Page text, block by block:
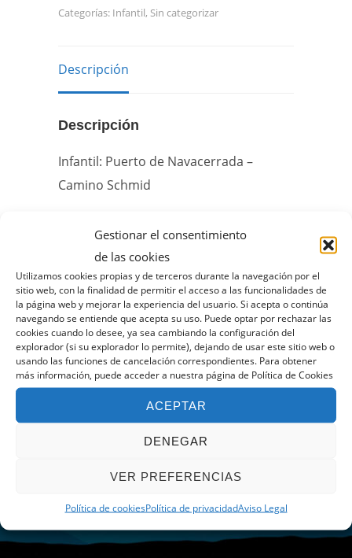
Gestionar el consentimiento
de las cookies
Utilizamos cookies propias y de terceros durante la navegación por el
sitio web, con la finalidad de permitir el acceso a las funcionalidades de
la página web y mejorar la experiencia del usuario. Si acepta o continúa
navegando se entiende que acepta su uso. Puede optar por rechazar las
cookies cuando lo desee, ya sea cambiando la configuración del
explorador (si su explorador lo permite), dejando de usar este sitio web o
usando las funciones de cancelación correspondientes. Para obtener
más información, puede acceder a nuestra página de Política de Cookies
ACEPTAR
DENEGAR
VER PREFERENCIAS
Política de cookiesPolítica de privacidadAviso Legal
Categorías: Infantil, Sin categorizar
Descripción
Descripción
Infantil: Puerto de Navacerrada –
Camino Schmid